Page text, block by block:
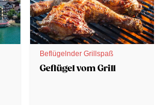
Beflügelnder Grillspaß
Geflügel vom Grill